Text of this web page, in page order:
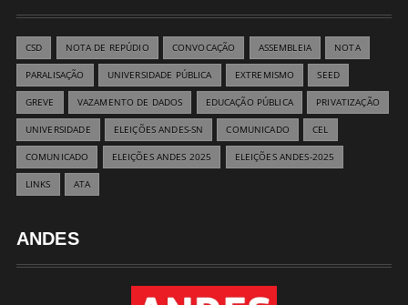
CSD NOTA DE REPÚDIO CONVOCAÇÃO ASSEMBLEIA NOTA
PARALISAÇÃO UNIVERSIDADE PÚBLICA EXTREMISMO SEED
GREVE VAZAMENTO DE DADOS EDUCAÇÃO PÚBLICA PRIVATIZAÇÃO
UNIVERSIDADE ELEIÇÕES ANDES-SN COMUNICADO CEL
COMUNICADO ELEIÇÕES ANDES 2025 ELEIÇÕES ANDES-2025
LINKS ATA
ANDES